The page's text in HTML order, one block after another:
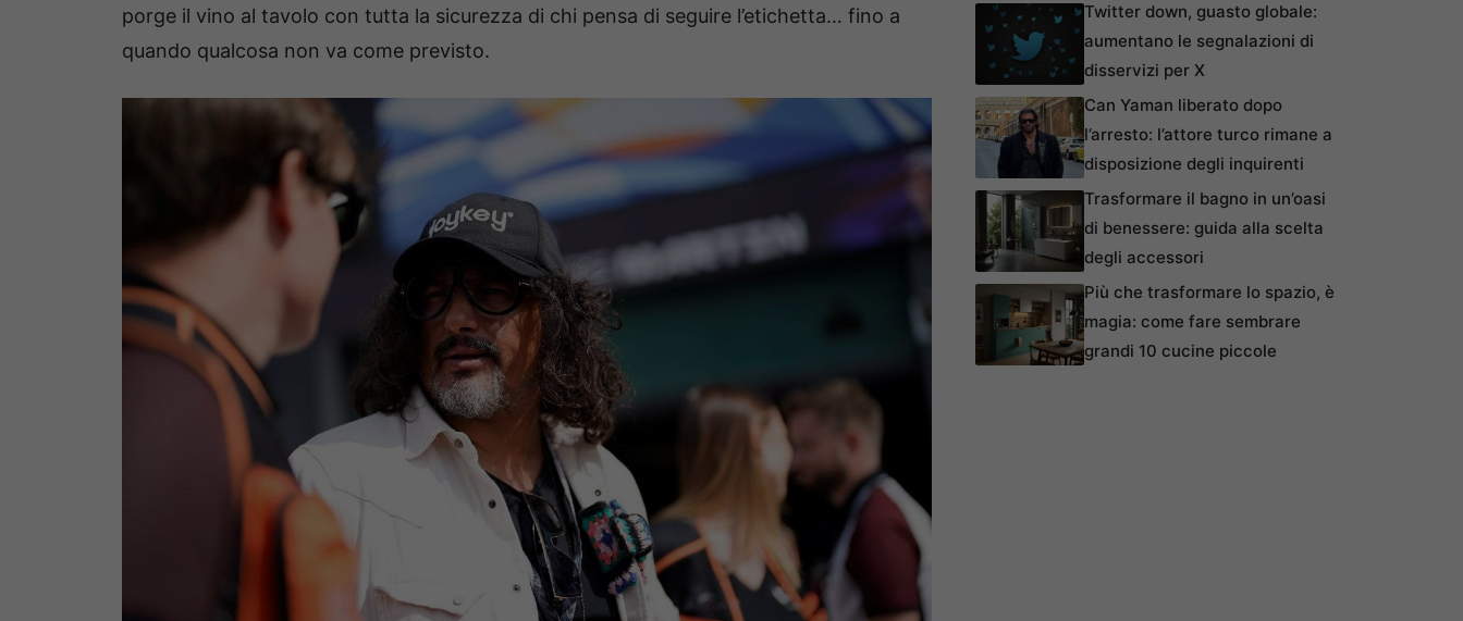
porge il vino al tavolo con tutta la sicurezza di chi pensa di seguire l’etichetta… fino a
quando qualcosa non va come previsto.
Twitter down, guasto globale:
aumentano le segnalazioni di
disservizi per X
Can Yaman liberato dopo
l’arresto: l’attore turco rimane a
disposizione degli inquirenti
Trasformare il bagno in un’oasi
di benessere: guida alla scelta
degli accessori
Più che trasformare lo spazio, è
magia: come fare sembrare
grandi 10 cucine piccole